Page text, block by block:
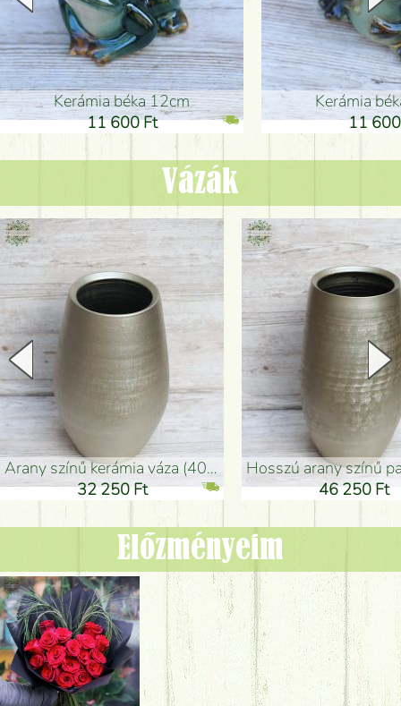
Kerámia béka 12cm
11 600 Ft
Kerámia
11
Vázák
arany színű kerámia váza (40x26cm)
32 250 Ft
hosszú arany színű
46 250 Ft
Előzményeim